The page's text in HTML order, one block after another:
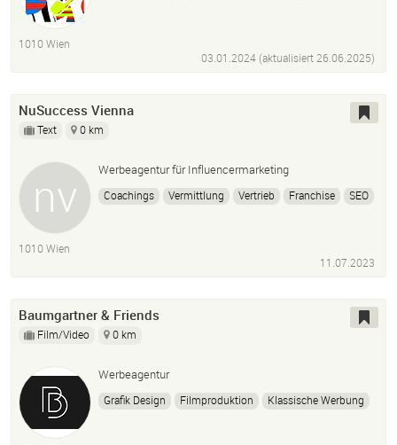
1010 Wien
03.01.2024 (aktualisiert26.06.2025)
NuSuccess Vienna
Text 0 km
Werbeagentur für Influencermarketing
Coachings Vermittlung Vertrieb Franchise
SEO
1010 Wien
11.07.2023
Baumgartner & Friends
Film/Video 0 km
Werbeagentur
Grafik Design Filmproduktion
Klassische Werbung